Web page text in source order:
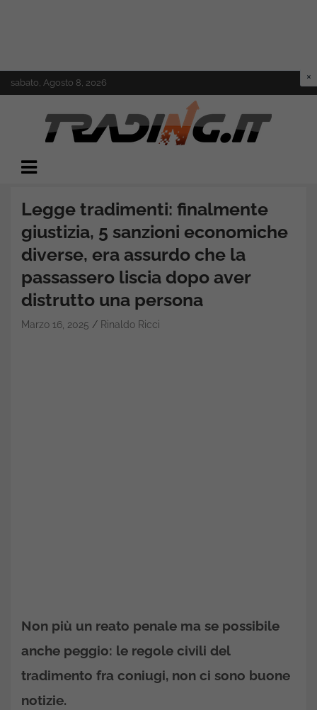
to
sabato, Agosto 8, 2026
Trading.it
Legge tradimenti: finalmente
giustizia, 5 sanzioni economiche
diverse, era assurdo che la
passassero liscia dopo aver
distrutto una persona
Marzo 16, 2025 Rinaldo Ricci
Non più un reato penale ma se possibile
anche peggio: le regole civili del
tradimento fra coniugi, non ci sono buone
notizie.